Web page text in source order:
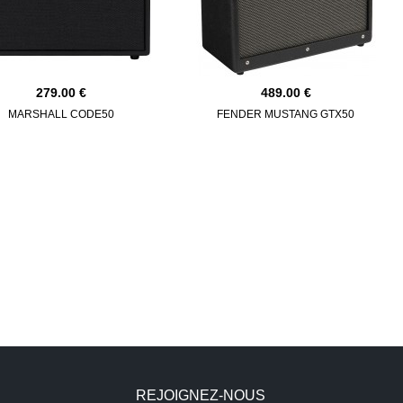
279.00
MARSHALL CODE50
489.00
FENDER MUSTANG GTX50
REJOIGNEZ-NOUS